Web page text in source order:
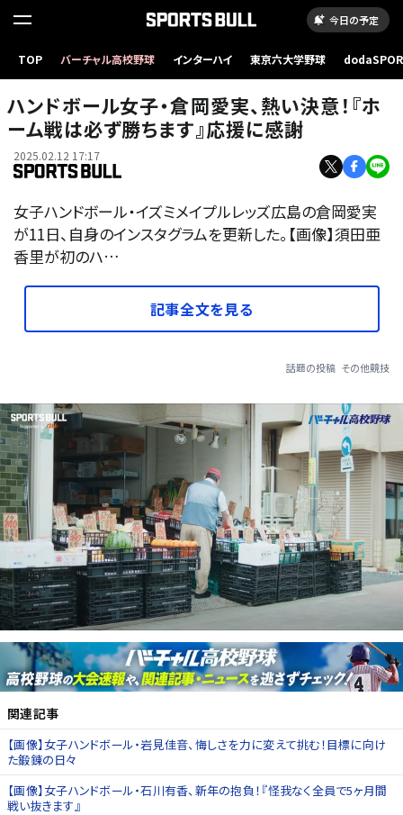
今日の予定
TOP バーチャル高校野球 インターハイ 東京六大学野球
ハンドボール女子・倉岡愛実、熱い決意！『ホ
ーム戦は必ず勝ちます』応援に感謝
2025.02.12 17:17
女子ハンドボール・イズミメイプルレッズ広島の倉岡愛実
が11日、自身のインスタグラムを更新した。【画像】須田亜
香里が初のハ…
記事全文を見る
話題の投稿 その他競技
関連記事
【画像】女子ハンドボール・岩見佳音、悔しさを力に変えて挑む！目標に向け
た鍛錬の日々
【画像】女子ハンドボール・石川有香、新年の抱負！『怪我なく全員で5ヶ月間
戦い抜きます』